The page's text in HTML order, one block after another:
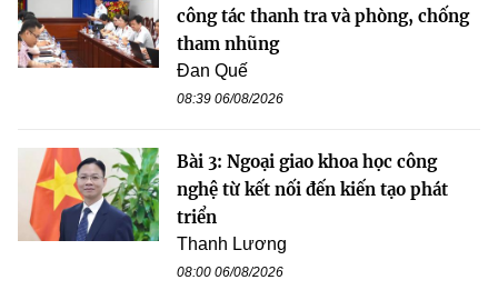
công tác thanh tra và phòng, chống
tham nhũng
Đan Quế
08:39 06/08/2026
Bài 3: Ngoại giao khoa học công
nghệ từ kết nối đến kiến tạo phát
triển
Thanh Lương
08:00 06/08/2026